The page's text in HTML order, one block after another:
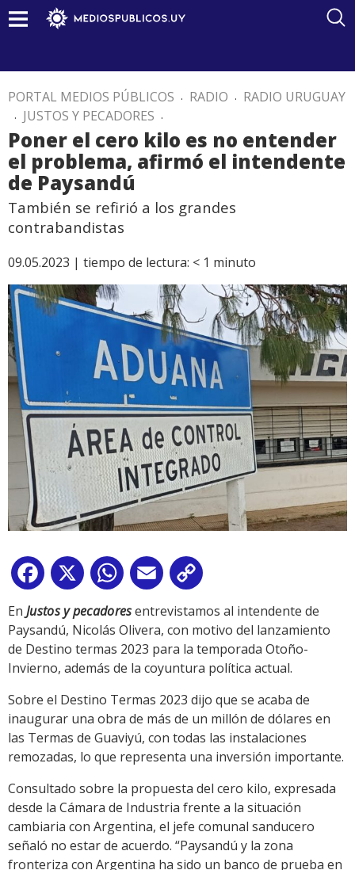
PORTAL MEDIOS PÚBLICOS . RADIO . RADIO URUGUAY
. JUSTOS Y PECADORES .
Poner el cero kilo es no entender
el problema, afirmó el intendente
de Paysandú
También se refirió a los grandes
contrabandistas
09.05.2023 | tiempo de lectura: < 1 minuto
Facebook
X WhatsApp
Email
Link
En Justos y pecadoresentrevistamos al intendente de
Paysandú, Nicolás Olivera, con motivo del lanzamiento
de Destino termas 2023 para la temporada Otoño-
Invierno, además de la coyuntura política actual.
Sobre el Destino Termas 2023 dijo que se acaba de
inaugurar una obra de más de un millón de dólares en
las Termas de Guaviyú, con todas las instalaciones
remozadas, lo que representa una inversión importante.
Consultado sobre la propuesta del cero kilo, expresada
desde la Cámara de Industria frente a la situación
cambiaria con Argentina, el jefe comunal sanducero
señaló no estar de acuerdo. “Paysandú y la zona
fronteriza con Argentina ha sido un banco de prueba en